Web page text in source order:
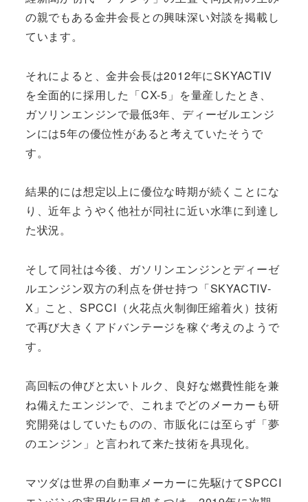
の親でもある金井会長との興味深い対談を掲載し
ています。
それによると、金井会長は2012年にSKYACTIV
を全面的に採用した「CX-5」を量産したとき、
ガソリンエンジンで最低3年、ディーゼルエンジ
ンには5年の優位性があると考えていたそうで
す。
結果的には想定以上に優位な時期が続くことにな
り、近年ようやく他社が同社に近い水準に到達し
た状況。
そして同社は今後、ガソリンエンジンとディーゼ
ルエンジン双方の利点を併せ持つ「SKYACTIV-
X」こと、SPCCI（火花点火制御圧縮着火）技術
で再び大きくアドバンテージを稼ぐ考えのようで
す。
高回転の伸びと太いトルク、良好な燃費性能を兼
ね備えたエンジンで、これまでどのメーカーも研
究開発はしていたものの、市販化には至らず「夢
のエンジン」と言われて来た技術を具現化。
マツダは世界の自動車メーカーに先駆けてSPCCI